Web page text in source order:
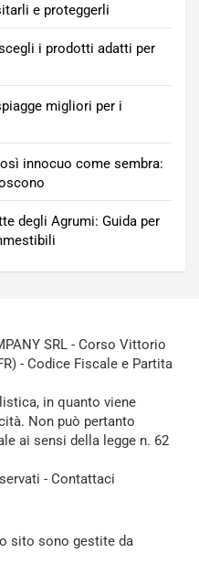
e proteggerli
i prodotti adatti per
migliori per i
innocuo come sembra:
degli Agrumi: Guida per
SRL - Corso Vittorio
- Codice Fiscale e Partita
in quanto viene
Non può pertanto
ai sensi della legge n. 62
- Contattaci
sito sono gestite da